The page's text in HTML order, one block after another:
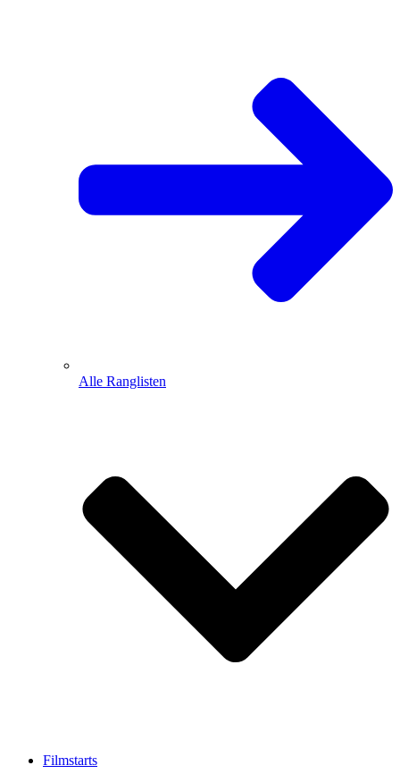
Alle Ranglisten
Filmstarts